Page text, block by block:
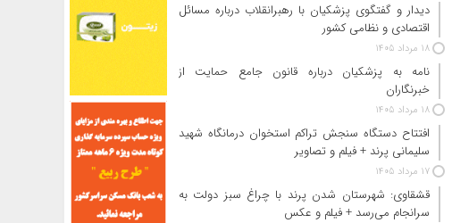
دیدار و گفتگوی پزشکیان با رهبرانقلاب درباره مسائل
اقتصادی و نظامی کشور
18 مرداد 1405
نامه به پزشکیان درباره قانون جامع حمایت از
خبرنگاران
18 مرداد 1405
افتتاح دستگاه سنجش تراکم استخوان درمانگاه شهید
سلیمانی پرند + فیلم و تصاویر
17 مرداد 1405
قشقاوی: شهرستان شدن پرند با چراغ سبز دولت به
سرانجام می‌رسد + فیلم و عکس